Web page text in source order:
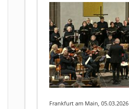
Frankfurt am Main, 05.03.2026